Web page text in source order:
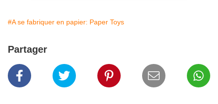
#A se fabriquer en papier: Paper Toys
Partager